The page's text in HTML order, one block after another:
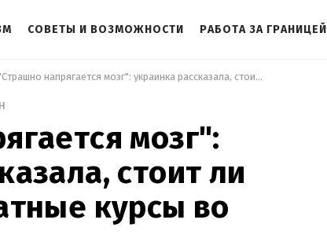
СОВЕТЫ И ВОЗМОЖНОСТИ РАБОТА ЗА ГРАНИЦЕЙ
"Страшно напрягается мозг": украинка рассказала, стоит ли идти на бесплатные курсы во Франции
мозг":
стоит ли
курсы во